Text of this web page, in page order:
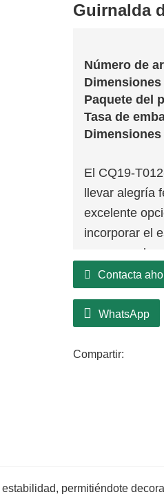
Guirnalda
Número de
Paquete del
Tasa de
El CQ19-
llevar alegría
excelente
incorporar el
ramas
convierte en
Contacta
WhatsApp
Compartir:
permitiéndote